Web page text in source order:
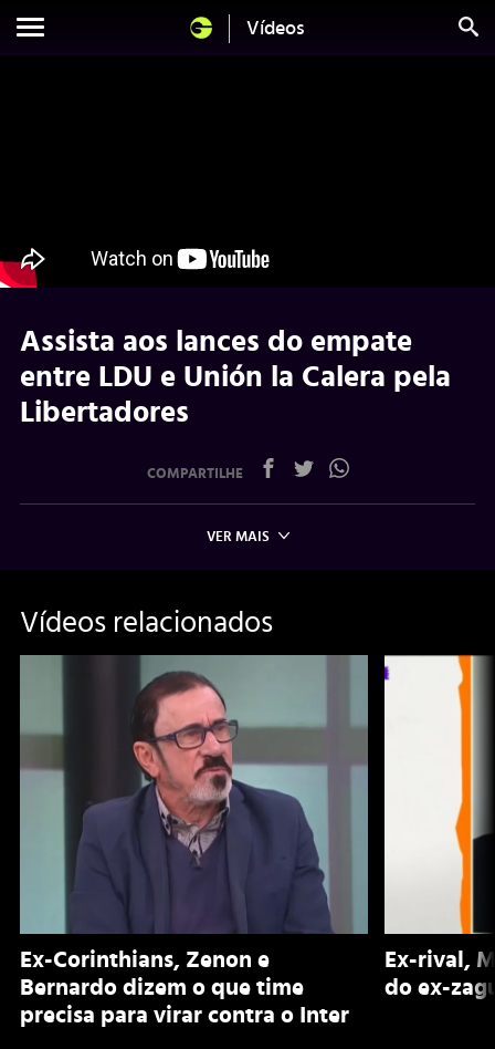
Vídeos
Assista aos lances do empate
entre LDU e Unión la Calera pela
Libertadores
COMPARTILHE
VER MAIS
Vídeos relacionados
Ex-Corinthians, Zenon e
Bernardo dizem o que time
precisa para virar contra o Inter
Ex-rival,
do ex-